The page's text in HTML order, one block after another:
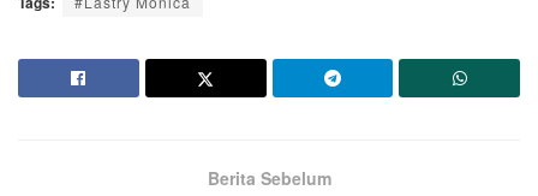
Berita Sebelum